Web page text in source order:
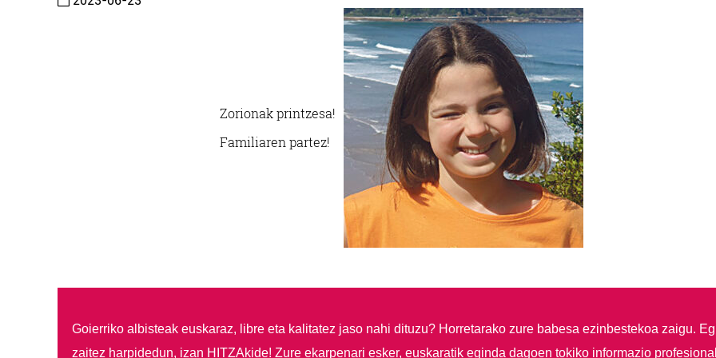
Zorionak printzesa!
Familiaren partez!
Goierriko albisteak euskaraz, libre eta kalitatez jaso nahi dituzu? Horretarako zure babesa ezinbestekoa zaigu.
zaitez harpidedun, izan HITZAkide! Zure ekarpenari esker, euskaratik eginda dagoen tokiko informazio